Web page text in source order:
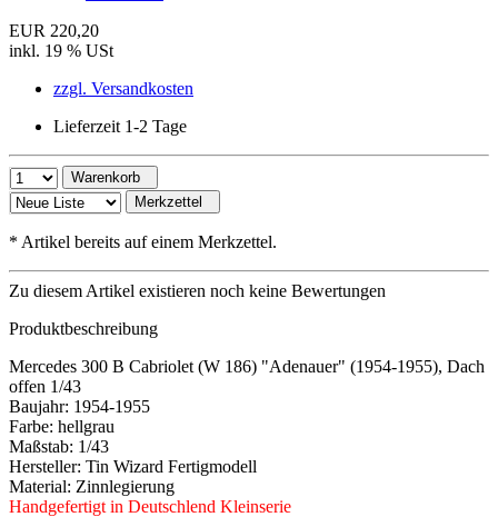
EUR 220,20
inkl. 19 % USt
zzgl. Versandkosten
Lieferzeit 1-2 Tage
Warenkorb
Merkzettel
* Artikel bereits auf einem Merkzettel.
Zu diesem Artikel existieren noch keine Bewertungen
Produktbeschreibung
Mercedes 300 B Cabriolet (W 186) "Adenauer" (1954-1955), Dach
offen 1/43
Baujahr: 1954-1955
Farbe: hellgrau
Maßstab: 1/43
Hersteller: Tin Wizard Fertigmodell
Material: Zinnlegierung
Handgefertigt in Deutschlend Kleinserie